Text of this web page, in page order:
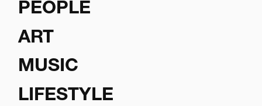
PEOPLE
ART
MUSIC
LIFESTYLE